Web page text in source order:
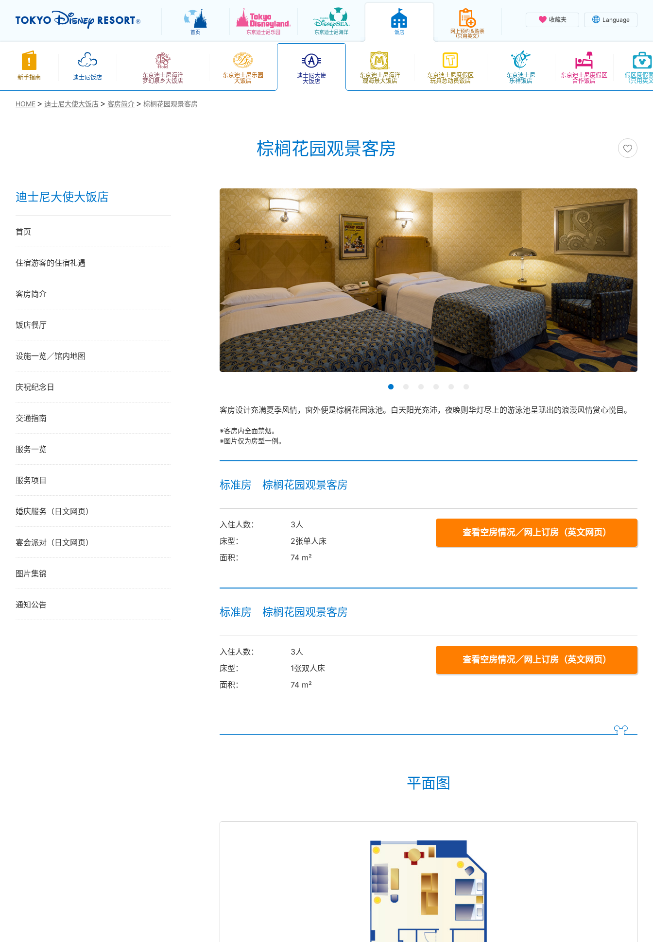
收藏夹 Language
首页 东京迪士尼乐园 东京迪士尼海洋 饭店
网上预约＆购票
（只用英文）
新手指南 迪士尼饭店
东京迪士尼海洋
梦幻泉乡大饭店
东京迪士尼乐园
大饭店
迪士尼大使
大饭店
东京迪士尼海洋
观海景大饭店
东京迪士尼度假区
玩具总动员饭店
东京迪士尼
乐祥饭店
东京迪士尼度假区
合作饭店
假区度假
（只用英
HOME 迪士尼大使大饭店 客房简介 棕榈花园观景客房
棕榈花园观景客房
客房设计充满夏季风情，窗外便是棕榈花园泳池。白天阳光充沛，夜晚则华灯尽上的游泳池呈现出的浪漫风情赏心悦目。
※客房内全面禁烟。
※图片仅为房型一例。
标准房 棕榈花园观景客房
入住人数：
3人
床型：
2张单人床
面积：
74 m²
查看空房情况／网上订房（英文网页）
标准房 棕榈花园观景客房
入住人数：
3人
床型：
1张双人床
面积：
74 m²
查看空房情况／网上订房（英文网页）
平面图
迪士尼大使大饭店
首页
住宿游客的住宿礼遇
客房简介
饭店餐厅
设施一览／馆内地图
庆祝纪念日
交通指南
服务一览
服务项目
婚庆服务（日文网页）
宴会派对（日文网页）
图片集锦
通知公告